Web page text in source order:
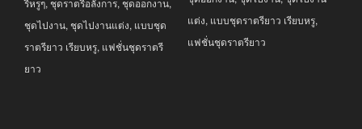
รีหรูๆ, ชุดราตรีอลังการ, ชุดออกงาน,
ชุดไปงาน, ชุดไปงานแต่ง, แบบชุด
ราตรียาว เรียบหรู, แฟชั่นชุดราตรี
ยาว
แต่ง, แบบชุดราตรียาว เรียบหรู,
แฟชั่นชุดราตรียาว